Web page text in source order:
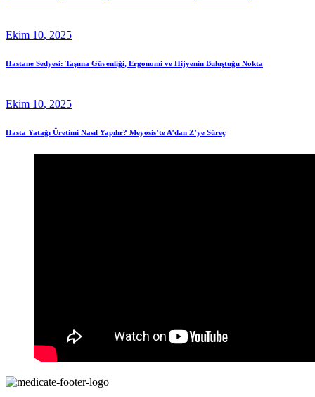
Ekim 10, 2025
Hastane Sedyesi: Taşıma Güvenliği, Ergonomi ve Hijyenin Buluştuğu Nokta
Ekim 10, 2025
Hasta Yatağı Üretimi Nasıl Yapılır? Meyosis’te A’dan Z’ye Süreç